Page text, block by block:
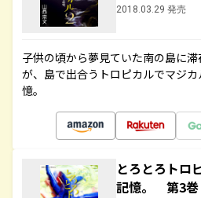
2018.03.29 発売
子供の頃から夢見ていた南の島に
が、島で出合うトロピカルでマジ
憶。
とろとろトロ
記憶。 第3巻